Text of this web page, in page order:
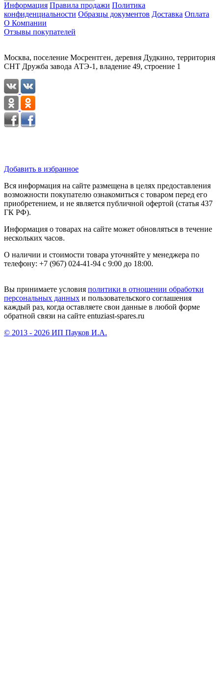
Информация Правила продажи Политика
конфиденциальности Образцы документов Доставка Оплата
О Компании
Отзывы покупателей
Москва, поселение Мосрентген, деревня Дудкино, территория
СНТ Дружба завода АТЭ-1, владение 49, строение 1
Добавить в избранное
Вся информация на сайте размещена в целях предоставления
возможности покупателю ознакомиться с товаром перед его
приобретением, и не является публичной офертой (статья 437
ГК РФ).
Информация о товарах на сайте может обновляться в течение
нескольких часов.
О наличии и стоимости товара уточняйте у менеджера по
телефону: +7 (967) 024-41-94 с 9:00 до 18:00.
Вы принимаете условия политики в отношении обработки
персональных данных и пользовательского соглашения
каждый раз, когда оставляете свои данные в любой форме
обратной связи на сайте entuziast-spares.ru
© 2013 - 2026 ИП Пауков И.А.